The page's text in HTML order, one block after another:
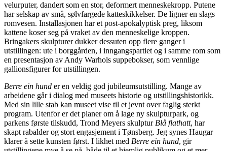
velurputer, dandert som en stor, deformert menneskekropp. Putene
har selskap av små, sølvfargede katteskikkelser. De ligner en slags
romvesen. Installasjonen har et post-apokalyptisk preg, liksom
kattene koser seg på vraket av den menneskelige kroppen.
Bringakers skulpturer dukker dessuten opp flere ganger i
utstillingen: ute i borggården, i inngangspartiet og i samme rom som
en presentasjon av Andy Warhols suppebokser, som vennlige
gallionsfigurer for utstillingen.
Berre ein hund er en veldig god jubileumsutstilling. Mange av
arbeidene går i dialog med museets historie og utstillingshistorikk.
Med sin lille stab kan museet vise til et jevnt over faglig sterkt
program. Utenfor er det planer om å lage ny skulpturpark, og
parkens første tilskudd, Trond Meyers skulptur Blå flathatt, har
skapt rabalder og stort engasjement i Tønsberg. Jeg synes Haugar
klarer å sette kunsten først. I likhet med Berre ein hund, gir